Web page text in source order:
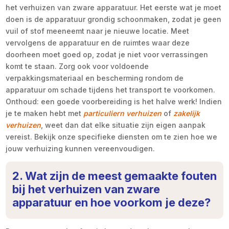
het verhuizen van zware apparatuur. Het eerste wat je moet
doen is de apparatuur grondig schoonmaken, zodat je geen
vuil of stof meeneemt naar je nieuwe locatie. Meet
vervolgens de apparatuur en de ruimtes waar deze
doorheen moet goed op, zodat je niet voor verrassingen
komt te staan. Zorg ook voor voldoende
verpakkingsmateriaal en bescherming rondom de
apparatuur om schade tijdens het transport te voorkomen.
Onthoud: een goede voorbereiding is het halve werk! Indien
je te maken hebt met particuliern verhuizen of zakelijk
verhuizen , weet dan dat elke situatie zijn eigen aanpak
vereist. Bekijk onze specifieke diensten om te zien hoe we
jouw verhuizing kunnen vereenvoudigen.
2. Wat zijn de meest gemaakte fouten
bij het verhuizen van zware
apparatuur en hoe voorkom je deze?